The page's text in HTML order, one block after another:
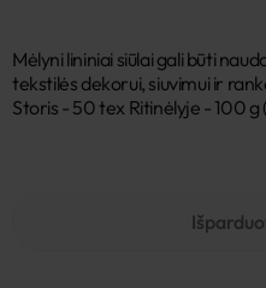
Mėlyni lininiai siūlai gali būti
tekstilės dekorui, siuvimui ir
Storis - 50 tex Ritinėlyje - 100 g